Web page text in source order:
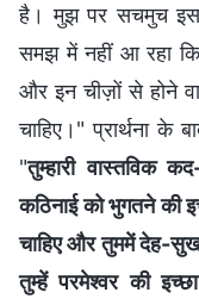
है। मुझ पर सचमुच
समझ में नहीं आ रहा
और इन चीज़ों से होने
चाहिए।" प्रार्थना
"तुम्हारी वास्तविक
कठिनाई को भुगतने की
चाहिए और तुममें देह-सुख
तुम्हें परमेश्वर की